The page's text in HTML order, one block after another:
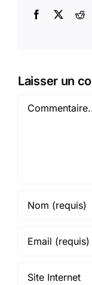
Facebook
X
Laisser un
Commentaire